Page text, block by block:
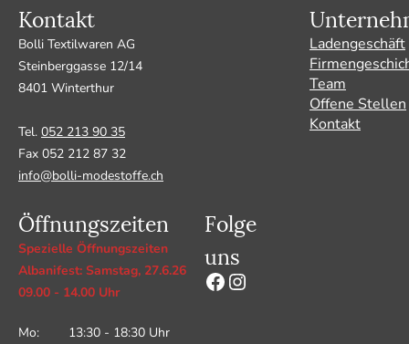
Kontakt
Bolli Textilwaren AG
Steinberggasse 12/14
8401 Winterthur
Tel. 052 213 90 35
Fax 052 212 87 32
info@bolli-modestoffe.ch
Öffnungszeiten
Spezielle Öffnungszeiten
Albanifest: Samstag, 27.6.26
09.00 - 14.00 Uhr
Mo: 13:30 - 18:30 Uhr
Folge
uns
Facebook
Instagram
Ladengeschäft
Team
Offene Stellen
Kontakt